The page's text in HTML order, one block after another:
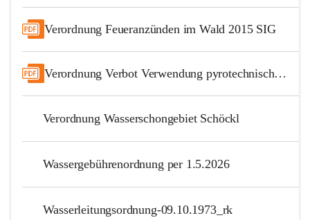
Verordnung Feueranzünden im Wald 2015 SIG
Verordnung Verbot Verwendung pyrotechnischer Gegenstände
Verordnung Wasserschongebiet Schöckl
Wassergebührenordnung per 1.5.2026
Wasserleitungsordnung-09.10.1973_rk